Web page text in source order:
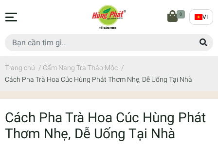
0 VI
Trang chủ / Cẩm Nang Trà Thảo Mộc /
Cách Pha Trà Hoa Cúc Hùng Phát Thơm Nhẹ, Dễ Uống Tại Nhà
Cách Pha Trà Hoa Cúc Hùng Phát
Thơm Nhẹ, Dễ Uống Tại Nhà